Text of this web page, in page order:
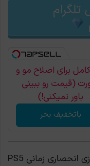
کامل برای اصلاح مو و
(قیمت رو ببینی
باور نمیکنی!)
باتخفیف بخر
همچنین مشخص شده است که بازی انحصاری زمانی PS5